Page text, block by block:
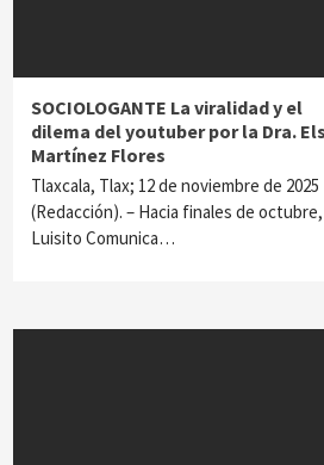
SOCIOLOGANTE La viralidad y el
dilema del youtuber por la Dra.
Martínez Flores
Tlaxcala, Tlax; 12 de noviembre de 2025
(Redacción). – Hacia finales de octubre,
Luisito Comunica…